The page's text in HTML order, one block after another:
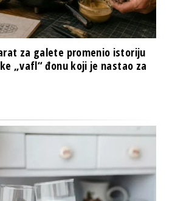
za galete promenio istoriju
„vafl“ đonu koji je nastao za